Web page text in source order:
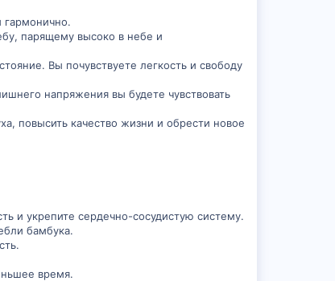
гармонично.
парящему высоко в небе и
Вы почувствуете легкость и свободу
напряжения вы будете чувствовать
повысить качество жизни и обрести новое
и укрепите сердечно-сосудистую систему.
бамбука.
время.